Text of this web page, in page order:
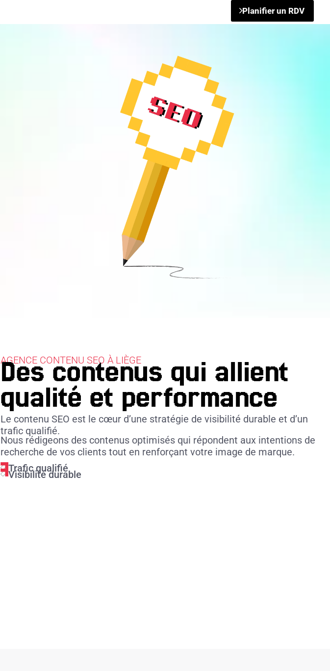
Planifier un RDV
AGENCE CONTENU SEO À LIÈGE
Des contenus qui allient
qualité et performance
Le contenu SEO est le cœur d’une stratégie de visibilité durable et d’un
trafic qualifié.
Nous rédigeons des contenus optimisés qui répondent aux intentions de
recherche de vos clients tout en renforçant votre image de marque.
Trafic qualifié
Visibilité durable